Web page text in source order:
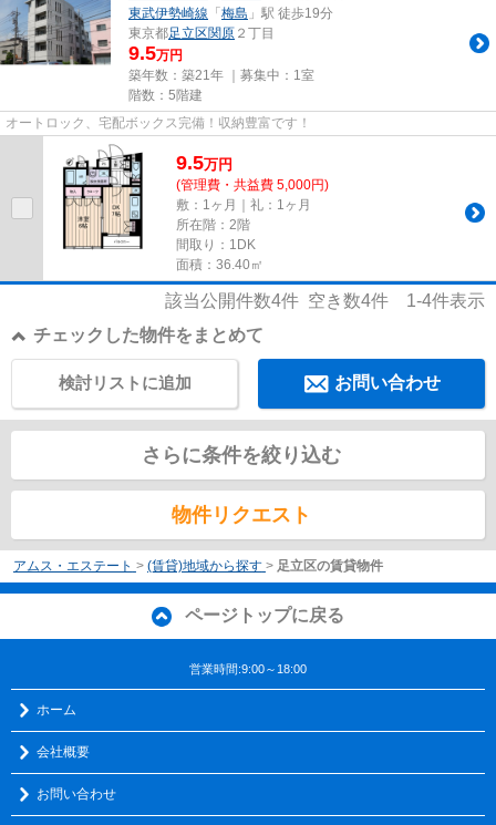
東武伊勢崎線 「 梅島 」駅 徒歩19分
東京都足立区関原 ２丁目
9.5万円
築年数：築21年 ｜募集中： 1室
階数：5階建
オートロック、宅配ボックス完備！収納豊富です！
9.5万円
(管理費・共益費 5,000円)
敷：1ヶ月｜礼：1ヶ月
所在階：2階
間取り：1DK
面積：36.40㎡
該当公開件数4件 空き数4件 1-4件表示
チェックした物件をまとめて
お問い合わせ
検討リストに追加
さらに条件を絞り込む
物件リクエスト
アムス・エステート > (賃貸)地域から探す > 足立区の賃貸物件
ページトップに戻る
営業時間:9:00～18:00
ホーム
会社概要
お問い合わせ